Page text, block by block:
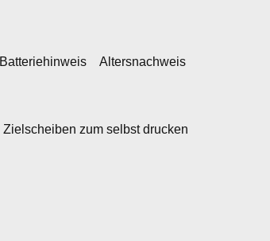
Batteriehinweis Altersnachweis
Zielscheiben zum selbst drucken